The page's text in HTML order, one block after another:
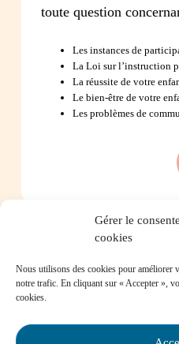
Gérer le
cookies
Nous utilisons des cookies pour améliorer
notre trafic. En cliquant sur « Accepter »,
cookies.
toute question
Les instances de
La Loi sur l’instruction
La réussite de votre
Le bien-être de votre
Les problèmes de
Foire aux questions
Comment favoriser la